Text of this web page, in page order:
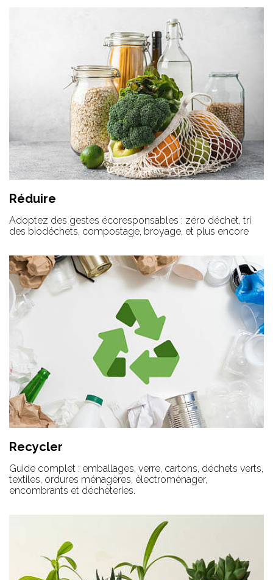
Réduire
Adoptez des gestes écoresponsables : zéro déchet, tri
des biodéchets, compostage, broyage, et plus encore
Recycler
Guide complet : emballages, verre, cartons, déchets verts,
textiles, ordures ménagères, électroménager,
encombrants et déchèteries.